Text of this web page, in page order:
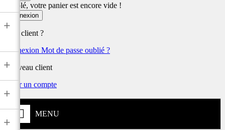
...
Désolé, votre panier est encore vide !
Connexion
Déjà client ?
Connexion Mot de passe oublié ?
Nouveau client
Créer un compte
MENU
+
+
+
+